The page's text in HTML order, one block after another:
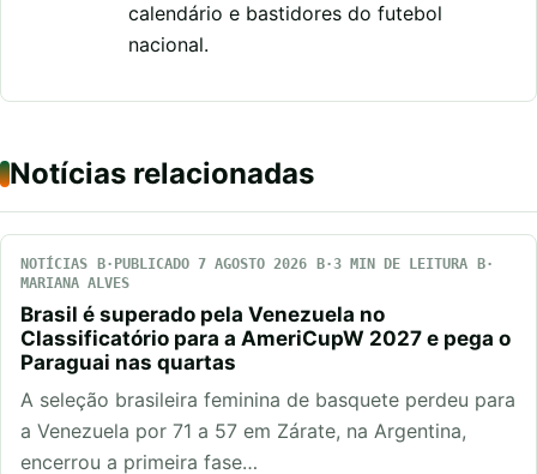
calendário e bastidores do futebol
nacional.
Notícias relacionadas
NOTÍCIAS PUBLICADO 7 AGOSTO 2026
3 MIN DE LEITURA
MARIANA ALVES
Brasil é superado pela Venezuela no
Classificatório para a AmeriCupW 2027 e pega o
Paraguai nas quartas
A seleção brasileira feminina de basquete perdeu para
a Venezuela por 71 a 57 em Zárate, na Argentina,
encerrou a primeira fase…